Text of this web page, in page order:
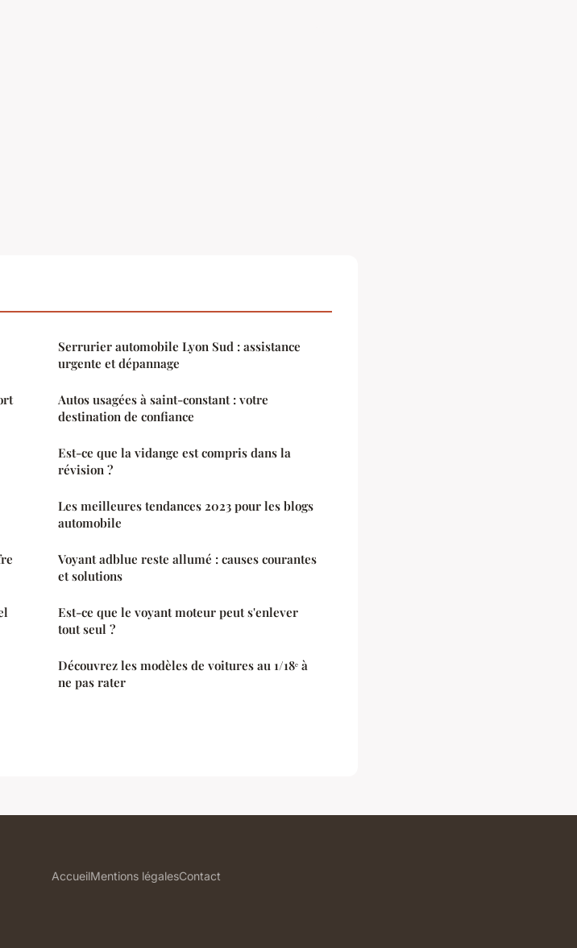
Serrurier automobile Lyon Sud : assistance
urgente et dépannage
Autos usagées à saint-constant : votre
destination de confiance
Est-ce que la vidange est compris dans la
révision ?
Les meilleures tendances 2023 pour les blogs
automobile
Voyant adblue reste allumé : causes courantes
et solutions
Est-ce que le voyant moteur peut s'enlever
tout seul ?
Découvrez les modèles de voitures au 1/18ᵉ à
ne pas rater
AccueilMentions légalesContact